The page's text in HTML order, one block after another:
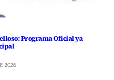
Programa Oficial ya
2026